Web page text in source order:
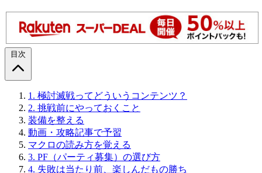
目次
1. 極討滅戦ってどういうコンテンツ？
2. 挑戦前にやっておくこと
装備を整える
動画・攻略記事で予習
マクロの読み方を覚える
3. PF（パーティ募集）の選び方
4. 失敗は当たり前、楽しんだもの勝ち